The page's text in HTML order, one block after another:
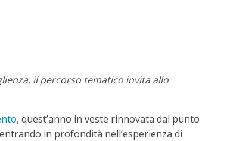
il percorso tematico invita allo
, quest’anno in veste rinnovata dal punto
in profondità nell’esperienza di